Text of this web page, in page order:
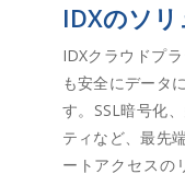
IDXのソ
IDXクラウドプ
も安全にデータ
す。SSL暗号化
ティなど、最先
ートアクセスの